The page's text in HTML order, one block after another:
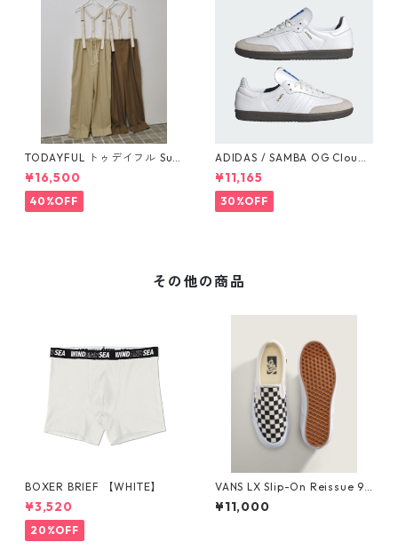
TODAYFUL トゥデイフル Sus
penders Highwaist Pants 12
510703
¥16,500
40%OFF
ADIDAS / SAMBA OG Cloud
White / Cloud White / Gum
(IE3439)
¥11,165
30%OFF
その他の商品
BOXER BRIEF 【WHITE】
¥3,520
20%OFF
VANS LX Slip-On Reissue 98
メンズ レディース VN000CS
E2BO BLACK/OFF WHITE
¥11,000